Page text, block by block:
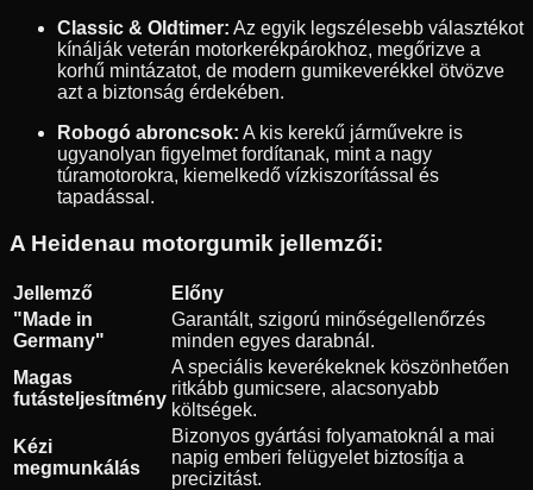
Classic & Oldtimer: Az egyik legszélesebb választékot
kínálják veterán motorkerékpárokhoz, megőrizve a
korhű mintázatot, de modern gumikeverékkel ötvözve
azt a biztonság érdekében.
Robogó abroncsok: A kis kerekű járművekre is
ugyanolyan figyelmet fordítanak, mint a nagy
túramotorokra, kiemelkedő vízkiszorítással és
tapadással.
A Heidenau motorgumik jellemzői:
Jellemző
Előny
"Made in
Germany"
Garantált, szigorú minőségellenőrzés
minden egyes darabnál.
Magas
futásteljesítmény
A speciális keverékeknek köszönhetően
ritkább gumicsere, alacsonyabb
költségek.
Kézi
megmunkálás
Bizonyos gyártási folyamatoknál a mai
napig emberi felügyelet biztosítja a
precizitást.